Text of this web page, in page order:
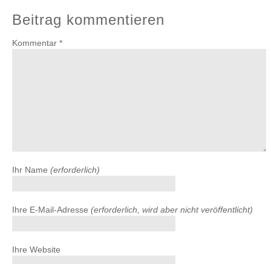
Beitrag kommentieren
Kommentar *
Ihr Name (erforderlich)
Ihre E-Mail-Adresse (erforderlich, wird aber nicht veröffentlicht)
Ihre Website